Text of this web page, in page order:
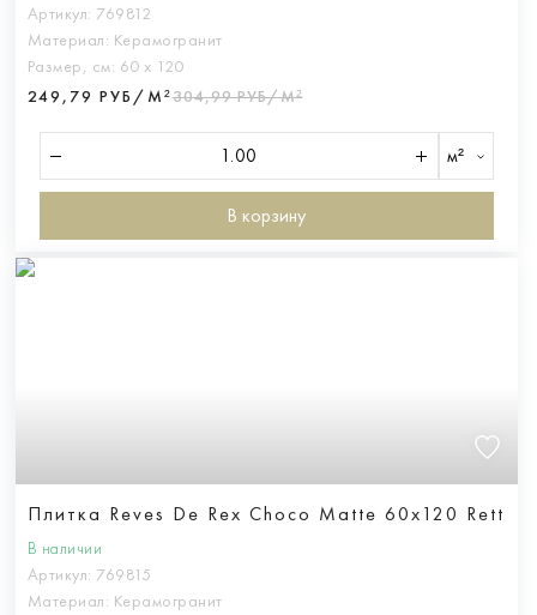
Артикул: 769812
Материал: Керамогранит
Размер, см: 60 х 120
249,79 РУБ/М²304,99 РУБ/М²
м²
В корзину
Плитка Reves De Rex Choco Matte 60x120 Rett
В наличии
Артикул: 769815
Материал: Керамогранит